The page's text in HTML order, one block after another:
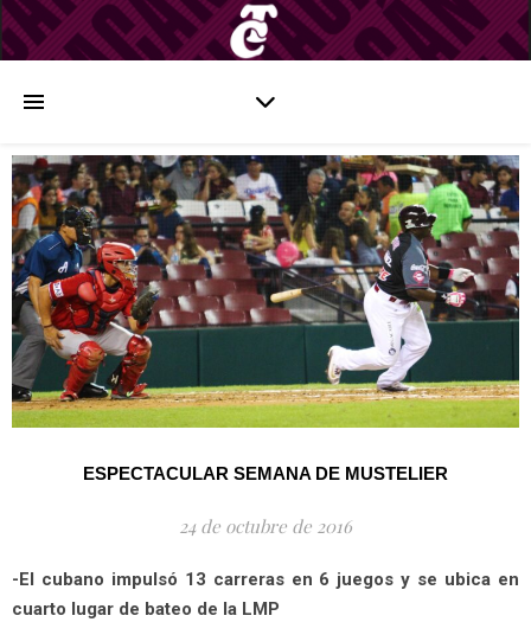
ESPECTACULAR SEMANA DE MUSTELIER
24 de octubre de 2016
-El cubano impulsó 13 carreras en 6 juegos y se ubica en
cuarto lugar de bateo de la LMP